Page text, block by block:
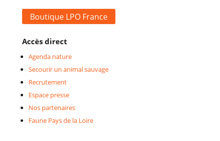
Boutique LPO France
Accès direct
Agenda nature
Secourir un animal sauvage
Recrutement
Espace presse
Nos partenaires
Faune Pays de la Loire